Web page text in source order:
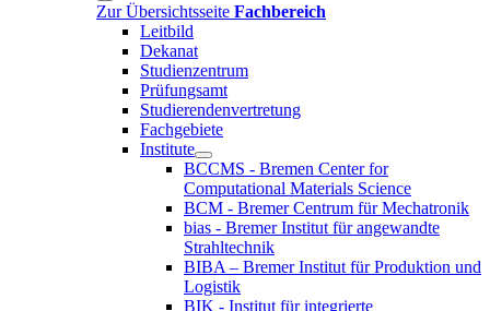
Zur Übersichtsseite Fachbereich
Leitbild
Dekanat
Studienzentrum
Prüfungsamt
Studierendenvertretung
Fachgebiete
Institute
BCCMS - Bremen Center for
Computational Materials Science
BCM - Bremer Centrum für Mechatronik
bias - Bremer Institut für angewandte
Strahltechnik
BIBA – Bremer Institut für Produktion und
Logistik
BIK - Institut für integrierte